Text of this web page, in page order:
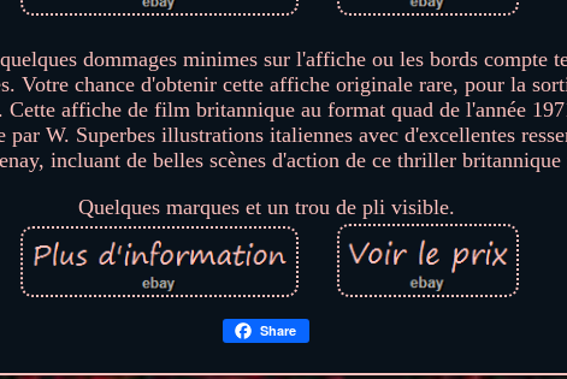
dommages minimes sur l'affiche ou les bords compte
Votre chance d'obtenir cette affiche originale rare, pour la
affiche de film britannique au format quad de l'année
par W. Superbes illustrations italiennes avec d'excellentes
incluant de belles scènes d'action de ce thriller
Quelques marques et un trou de pli visible.
Share